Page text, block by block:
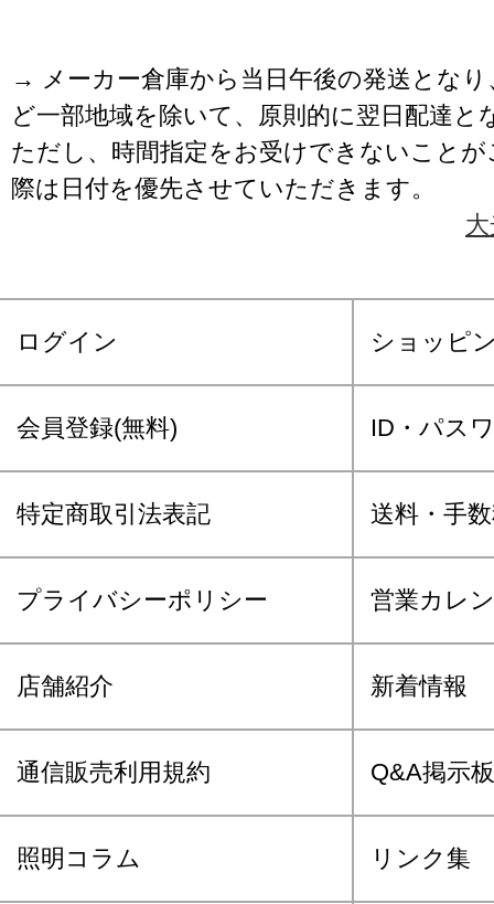
→ メーカー倉庫から当日午後の発送となり
ど一部地域を除いて、原則的に翌日配達と
ただし、時間指定をお受けできないこと
際は日付を優先させていただきます。
ログイン ショッピ
会員登録(無料) ID・パス
特定商取引法表記 送料・手
プライバシーポリシー 営業カレ
店舗紹介 新着情報
通信販売利用規約 Q&A掲示板
照明コラム リンク集